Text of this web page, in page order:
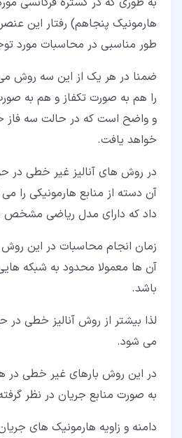
هارمونیک پنجاهم) رفتار این
طور مناسبی در محاسبات مورد
ضمنا در هر یک از این سه روش
را هم به صورت تکفاز و هم به
و واضح است که در حالت سه فاز
خواهد یافت.
در روش های آنالیز غیر خطی در
آن دسته از منابع هارمونیکی را می
داد که دارای مدل ریاضی مشخص
زمان انجام محاسبات در این روش
آن ها معمولا محدود به شبکه
باشد.
لذا بیشتر از روش آنالیز خطی در
می شود.
در این روش بارهای غیر خطی در
به صورت منابع جریان در نظر
دامنه و زاویه هارمونیک های